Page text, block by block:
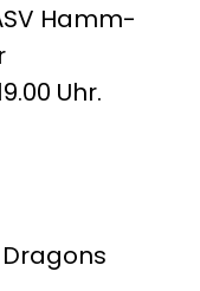
Hamm-
Uhr.